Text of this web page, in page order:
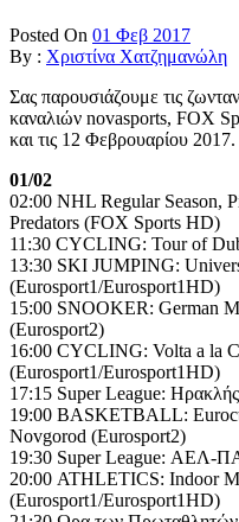
Posted On 01 Φεβ 2017
By : Χριστίνα Χατζημανώλη
Σας παρουσιάζουμε τις
καναλιών novasports, FOX
και τις 12 Φεβρουαρίου 2017.
01/02
02:00 NHL Regular Season,
Predators (FOX Sports HD)
11:30 CYCLING: Tour of
13:30 SKI JUMPING:
(Eurosport1/Eurosport1HD)
15:00 SNOOKER: German
(Eurosport2)
16:00 CYCLING: Volta a la
(Eurosport1/Eurosport1HD)
17:15 Super League:
19:00 BASKETBALL:
Novgorod (Eurosport2)
19:30 Super League: ΑΕΛ-
20:00 ATHLETICS: Indoor
(Eurosport1/Eurosport1HD)